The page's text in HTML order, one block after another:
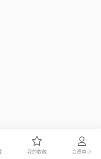
我的收藏 会员中心